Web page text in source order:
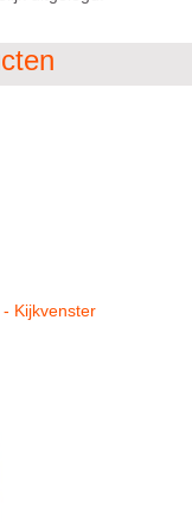
Kijkvenster